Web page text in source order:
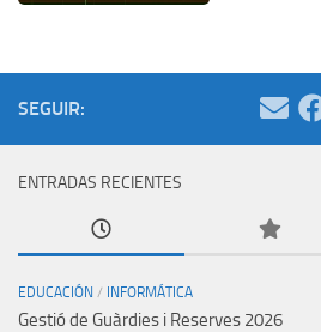
SEGUIR:
ENTRADAS RECIENTES
EDUCACIÓN / INFORMÁTICA
Gestió de Guàrdies i Reserves 2026